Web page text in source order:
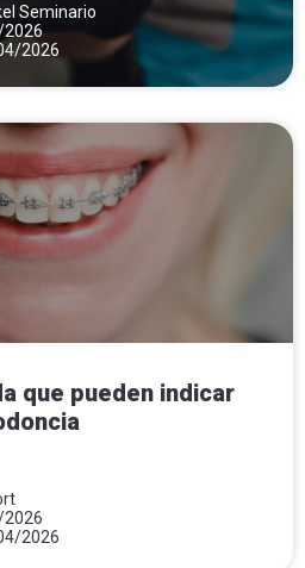
Seminario
2026
2026
que pueden indicar
2026
2026